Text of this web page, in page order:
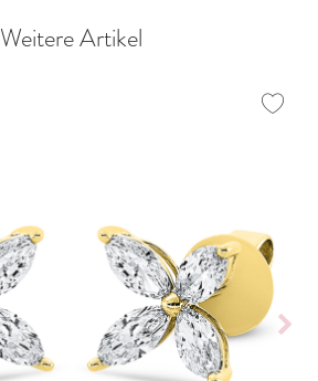
Weitere Artikel